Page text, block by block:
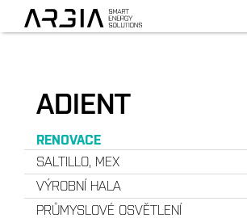
ADIENT
RENOVACE
SALTILLO, MEX
VÝROBNÍ HALA
PRŮMYSLOVÉ OSVĚTLENÍ